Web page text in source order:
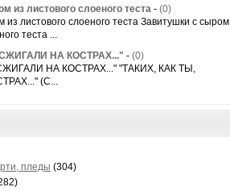
из листового слоеного теста - (0)
из листового слоеного теста Завитушки с сыром
теста ...
НА КОСТРАХ..." - (0)
НА КОСТРАХ..." "ТАКИХ, КАК ТЫ,
(С...
пледы (304)